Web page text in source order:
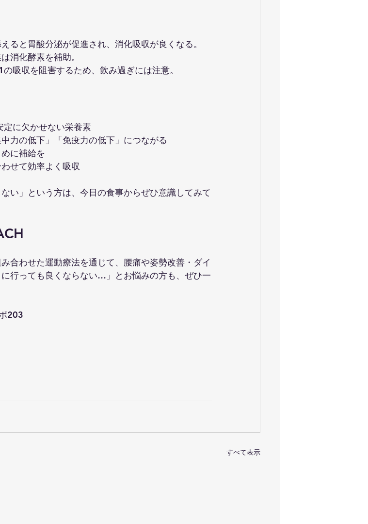
ると胃酸分泌が促進され、消化吸収が良くなる。
消化酵素を補助。
吸収を阻害するため、飲み過ぎには注意。
定に欠かせない栄養素
力の低下」「免疫力の低下」につながる
に補給を
せて効率よく吸収
い」という方は、今日の食事からぜひ意識してみて
合わせた運動療法を通じて、腰痛や姿勢改善・ダイ
行っても良くならない…」とお悩みの方も、ぜひ一
203
すべて表示